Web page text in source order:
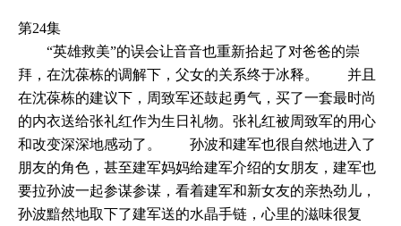
第24集
“英雄救美”的误会让音音也重新拾起了对爸爸的崇
拜，在沈葆栋的调解下，父女的关系终于冰释。 并且
在沈葆栋的建议下，周致军还鼓起勇气，买了一套最时尚
的内衣送给张礼红作为生日礼物。张礼红被周致军的用心
和改变深深地感动了。 孙波和建军也很自然地进入了
朋友的角色，甚至建军妈妈给建军介绍的女朋友，建军也
要拉孙波一起参谋参谋，看着建军和新女友的亲热劲儿，
孙波黯然地取下了建军送的水晶手链，心里的滋味很复